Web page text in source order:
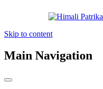
Skip to content
Main Navigation